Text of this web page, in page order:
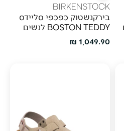
BIRKENSTOCK
בירקנשטוק כפכפי סליידס
BOSTON TEDDY לנשים
מחיר מבצע
1,049.90 ₪